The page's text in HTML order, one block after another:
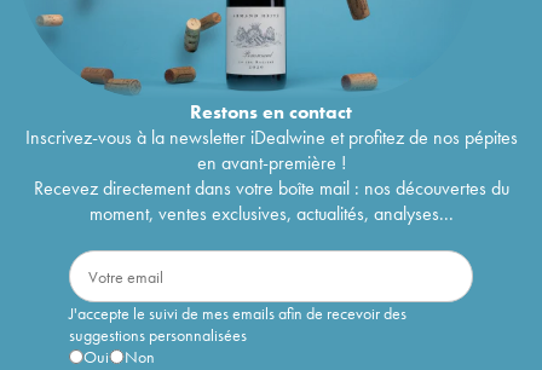
Restons encontact
Inscrivez-vous à la newsletter iDealwine et profitez de nos pépites
en avant-première !
Recevez directement dans votre boîte mail : nos découvertes du
moment, ventes exclusives, actualités, analyses...
J'accepte le suivi de mes emails afin de recevoir des
suggestions personnalisées
Oui
Non